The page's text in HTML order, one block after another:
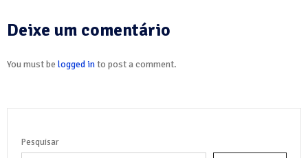
Deixe um comentário
You must be logged into post a comment.
Pesquisar